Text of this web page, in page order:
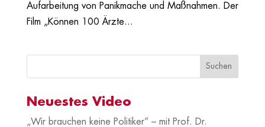
Aufarbeitung von Panikmache und Maßnahmen. Der
Film „Können 100 Ärzte...
Neuestes Video
„Wir brauchen keine Politiker“ – mit Prof. Dr.